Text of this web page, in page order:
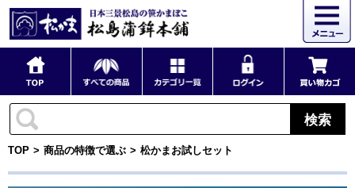
検索
TOP 商品の特徴で選ぶ 松かまお試しセット